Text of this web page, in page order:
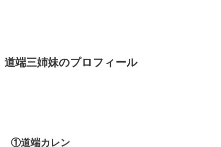
道端三姉妹のプロフィール
①道端カレン